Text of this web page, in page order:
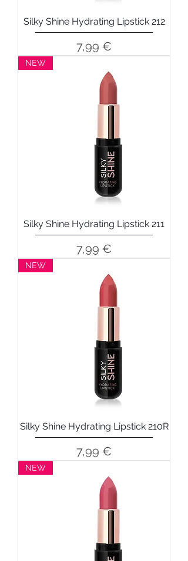
Silky Shine Hydrating Lipstick 212
Precio
7,99 €
NEW
Silky Shine Hydrating Lipstick 211
Precio
7,99 €
NEW
Silky Shine Hydrating Lipstick 210R
Precio
7,99 €
NEW